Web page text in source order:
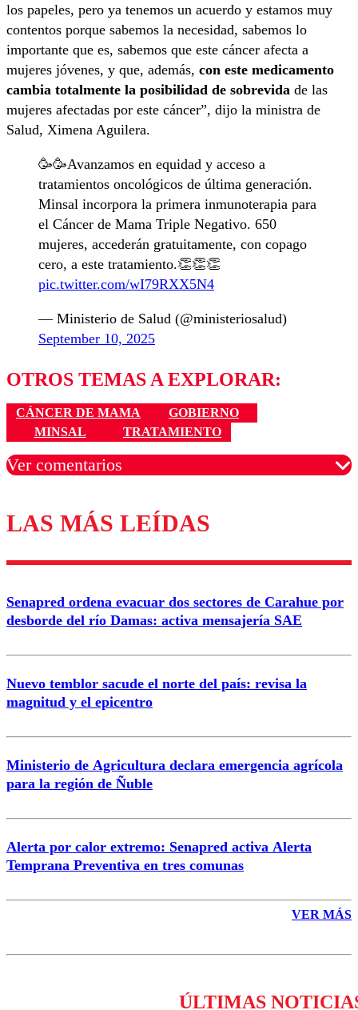
los papeles, pero ya tenemos un acuerdo y estamos muy
contentos porque sabemos la necesidad, sabemos lo
importante que es, sabemos que este cáncer afecta a
mujeres jóvenes, y que, además, con este medicamento
cambia totalmente la posibilidad de sobrevida de las
mujeres afectadas por este cáncer”, dijo la ministra de
Salud, Ximena Aguilera.
🥳🥳Avanzamos en equidad y acceso a
tratamientos oncológicos de última generación.
Minsal incorpora la primera inmunoterapia para
el Cáncer de Mama Triple Negativo. 650
mujeres, accederán gratuitamente, con copago
cero, a este tratamiento.👏👏👏
pic.twitter.com/wI79RXX5N4
— Ministerio de Salud (@ministeriosalud)
September 10, 2025
OTROS TEMAS A EXPLORAR:
CÁNCER DE MAMA
GOBIERNO
MINSAL
TRATAMIENTO
Ver comentarios
Los comentarios son moderados para garantizar un
diálogo respetuoso.
Correo
LAS MÁS LEÍDAS
Senapred ordena evacuar dos sectores de Carahue por
desborde del río Damas: activa mensajería SAE
Nuevo temblor sacude el norte del país: revisa la
magnitud y el epicentro
Ministerio de Agricultura declara emergencia agrícola
para la región de Ñuble
Alerta por calor extremo: Senapred activa Alerta
Temprana Preventiva en tres comunas
VER MÁS
ÚLTIMAS